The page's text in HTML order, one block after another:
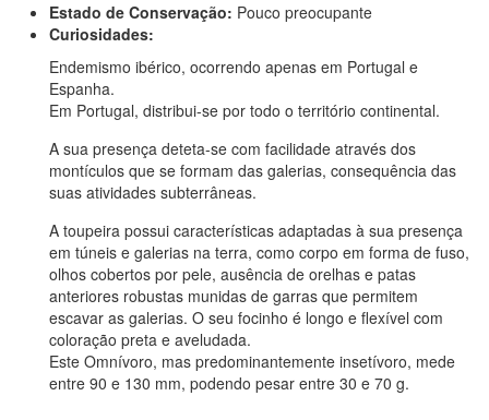
Estado de Conservação: Pouco preocupante
Curiosidades:
Endemismo ibérico, ocorrendo apenas em Portugal e
Espanha.
Em Portugal, distribui-se por todo o território continental.
A sua presença deteta-se com facilidade através dos
montículos que se formam das galerias, consequência das
suas atividades subterrâneas.
A toupeira possui características adaptadas à sua presença
em túneis e galerias na terra, como corpo em forma de fuso,
olhos cobertos por pele, ausência de orelhas e patas
anteriores robustas munidas de garras que permitem
escavar as galerias. O seu focinho é longo e flexível com
coloração preta e aveludada.
Este Omnívoro, mas predominantemente insetívoro, mede
entre 90 e 130 mm, podendo pesar entre 30 e 70 g.